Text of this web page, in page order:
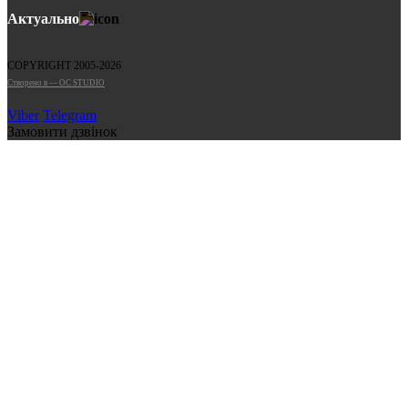
Актуально
COPYRIGHT 2005-2026
Cтворено в — OC STUDIO
Viber Telegram
Замовити дзвінок